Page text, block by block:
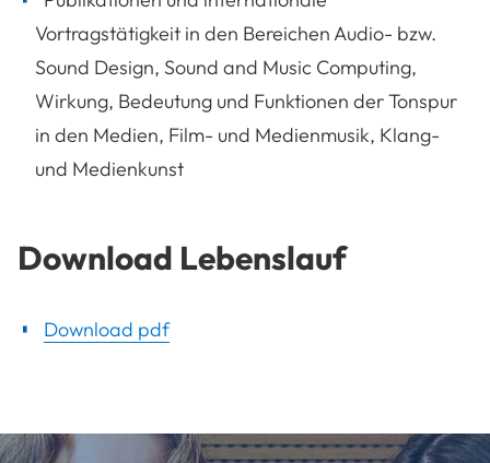
Vortragstätigkeit in den Bereichen Audio- bzw.
Sound Design, Sound and Music Computing,
Wirkung, Bedeutung und Funktionen der Tonspur
in den Medien, Film- und Medienmusik, Klang-
und Medienkunst
Download Lebenslauf
Download pdf